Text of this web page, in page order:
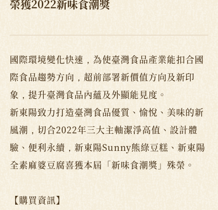
榮獲2022新味食潮獎
國際環境變化快速，為使臺灣食品產業能扣合國
際食品趨勢方向，超前部署新價值方向及新印
象，提升臺灣食品內蘊及外顯能見度。
新東陽致力打造臺灣食品優質、愉悅、美味的新
風潮，切合2022年三大主軸潔淨高值、設計體
驗、便利永續，新東陽Sunny熊綠豆糕、新東陽
全素麻婆豆腐喜獲本屆「新味食潮獎」殊榮。
【購買資訊】